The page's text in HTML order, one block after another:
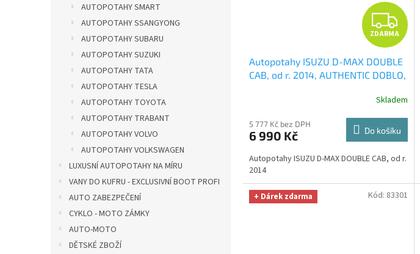
AUTOPOTAHY SMART
AUTOPOTAHY SSANGYONG
AUTOPOTAHY SUBARU
AUTOPOTAHY SUZUKI
AUTOPOTAHY TATA
AUTOPOTAHY TESLA
AUTOPOTAHY TOYOTA
AUTOPOTAHY TRABANT
AUTOPOTAHY VOLVO
AUTOPOTAHY VOLKSWAGEN
LUXUSNÍ AUTOPOTAHY NA MÍRU
VANY DO KUFRU - EXCLUSIVNÍ BOOT PROFI
AUTO ZABEZPEČENÍ
CYKLO - MOTO ZÁMKY
AUTO-MOTO
DĚTSKÉ ZBOŽÍ
Z
D
A
R
M
A
ZDARMA
Autopotahy ISUZU D-MAX DOUBLE
CAB, od r. 2014, AUTHENTIC DOBLO,
zdarma v hodnotě 329,-Kč
Skladem
5 777 Kč bez DPH
6 990 Kč Do košíku
Autopotahy ISUZU D-MAX DOUBLE CAB, od r.
2014
+ Dárek zdarma Kód: 83301